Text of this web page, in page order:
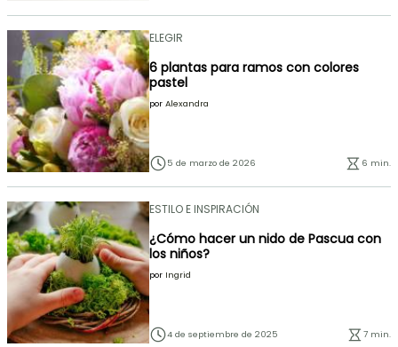
ELEGIR
6 plantas para ramos con colores
pastel
por Alexandra
5 de marzo de 2026 6 min.
ESTILO E INSPIRACIÓN
¿Cómo hacer un nido de Pascua con
los niños?
por Ingrid
4 de septiembre de 2025 7 min.